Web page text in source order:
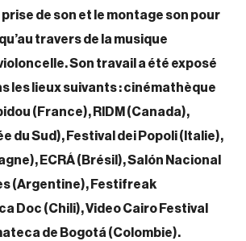
prise de son et le montage son pour
travers de la musique
Son travail a été exposé
les lieux suivants : cinémathèque
(France), RIDM (Canada),
du Sud), Festival dei Popoli (Italie),
ECRÃ (Brésil), Salón Nacional
(Argentine), Festifreak
Doc (Chili), Video Cairo Festival
de Bogotá (Colombie).